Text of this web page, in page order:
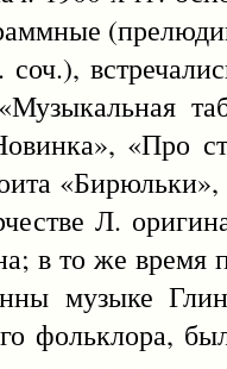
«Про
Л.
то же время
музыке
фольклора,